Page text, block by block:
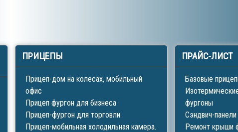
ПРИЦЕПЫ
Прицеп-дом на колесах, мобильный
офис
Прицеп фургон для бизнеса
Прицеп-фургон для торговли
Прицеп-мобильная холодильная камера.
ПРАЙС-ЛИСТ
Базовые
фургоны
Сэндвич-панели
Ремонт крыши